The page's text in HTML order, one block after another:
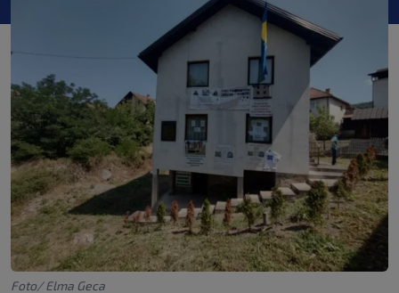
Foto/ Elma Geca